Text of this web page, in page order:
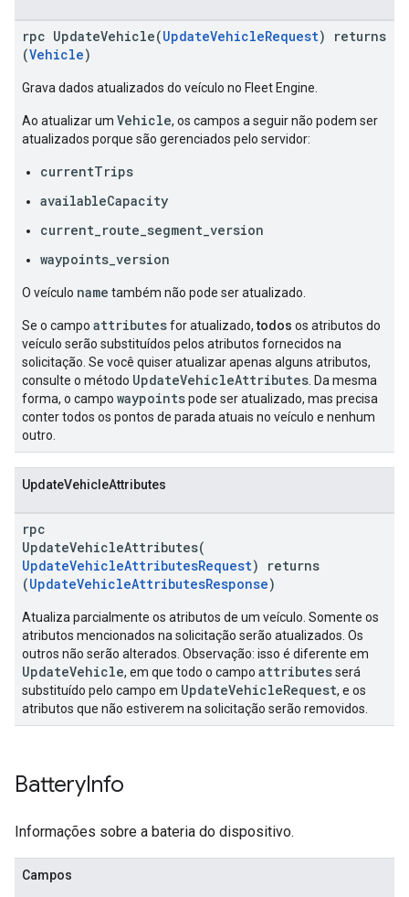
rpc UpdateVehicle(UpdateVehicleRequest) returns
(Vehicle)
Grava dados atualizados do veículo no Fleet Engine.
Ao atualizar um Vehicle, os campos a seguir não podem ser
atualizados porque são gerenciados pelo servidor:
currentTrips
availableCapacity
current_route_segment_version
waypoints_version
O veículo name também não pode ser atualizado.
Se o campo attributesfor atualizado,todos os atributos do
veículo serão substituídos pelos atributos fornecidos na
solicitação. Se você quiser atualizar apenas alguns atributos,
consulte o método UpdateVehicleAttributes . Da mesma
forma, o campo waypointspode ser atualizado, mas precisa
conter todos os pontos de parada atuais no veículo e nenhum
outro.
UpdateVehicleAttributes
rpc
UpdateVehicleAttributes(
UpdateVehicleAttributesRequest) returns
(UpdateVehicleAttributesResponse)
Atualiza parcialmente os atributos de um veículo. Somente os
atributos mencionados na solicitação serão atualizados. Os
outros não serão alterados. Observação: isso é diferente em
UpdateVehicle, em que todo o campo attributesserá
substituído pelo campo em UpdateVehicleRequest, e os
atributos que não estiverem na solicitação serão removidos.
BatteryInfo
Informações sobre a bateria do dispositivo.
Campos